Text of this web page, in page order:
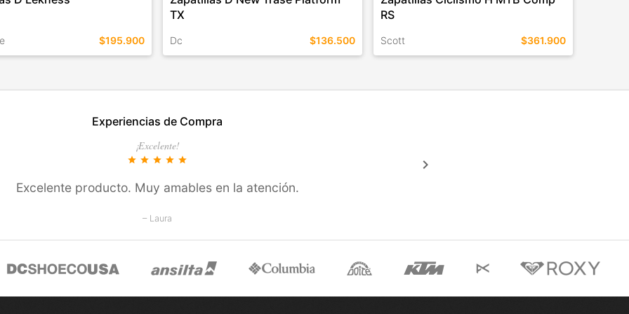
$195.900
TX
Dc $136.500
RS
Scott $361.900
Experiencias de Compra
¡Excelente!
star star star star star
Excelente producto. Muy amables en la atención.
– Laura
keyboard_arrow_right